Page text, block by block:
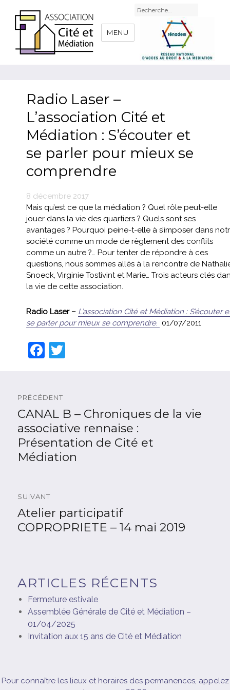
MENU
Recherche
Radio Laser –
L’association Cité et
Médiation : S’écouter et
se parler pour mieux se
comprendre
Publié
le
8 décembre 2017
Mais qu’est ce que la médiation ? Quel rôle peut-elle
jouer dans la vie des quartiers ? Quels sont ses
avantages ? Pourquoi peine-t-elle à s’imposer dans
société comme un mode de règlement des conflits
comme un autre ?… Pour tenter de répondre à ces
questions, nous sommes allés à la rencontre de
Snoeck, Virginie Tostivint et Marie… Trois acteurs clés
la vie de cette association.
Radio Laser – L’association Cité et Médiation : S’écouter
se parler pour mieux se comprendre. 01/07/2011
F
e
b
o
o
k
de
PRÉCÉDENT
Article
précédent :
CANAL B – Chroniques de la vie
associative rennaise :
Présentation de Cité et
Médiation
SUIVANT
Article
suivant :
Atelier participatif
COPROPRIETE – 14 mai 2019
ARTICLES RÉCENTS
Fermeture estivale
Assemblée Générale de Cité et Médiation –
01/04/2025
Invitation aux 15 ans de Cité et Médiation
Pour connaître les lieux et horaires des permanences, appelez